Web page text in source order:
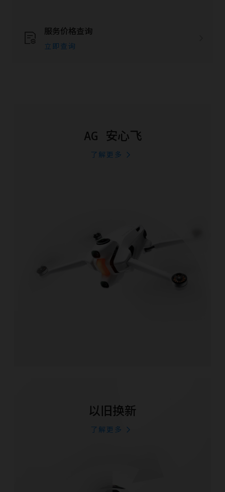
服务价格查询
立即查询
AG 安心飞
了解更多
以旧换新
了解更多